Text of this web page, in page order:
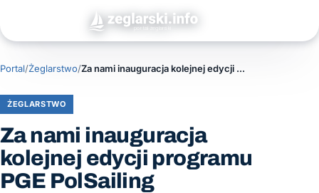
Portal/Żeglarstwo/ Za nami inauguracja kolejnej edycji programu PGE PolSailing
ŻEGLARSTWO
Za nami inauguracja
kolejnej edycji programu
PGE PolSailing